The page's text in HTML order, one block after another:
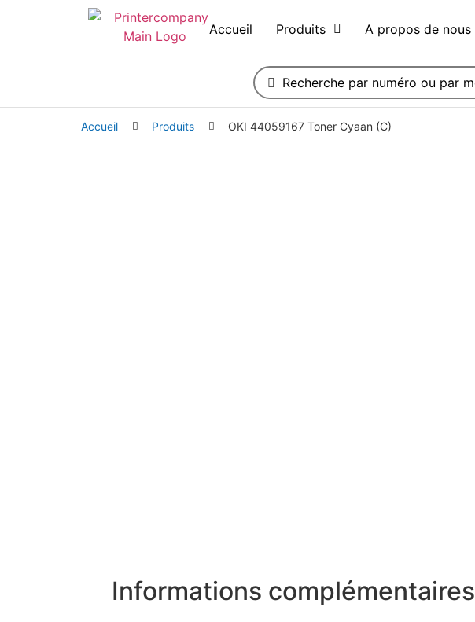
Accueil Produits A propos de nous
Accueil Produits OKI 44059167 Toner Cyaan (C)
Informations complémentaires